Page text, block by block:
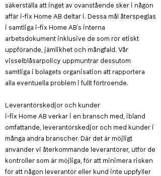
säkerställa att inget av ovanstående sker i någon
affär i-fix Home AB deltar i. Dessa mål återspeglas
i samtliga i-fix Home AB´s interna
arbetsdokument inklusive de som rör etiskt
uppförande, jämlikhet och mångfald. Vår
visselblåsarpolicy uppmuntrar dessutom
samtliga i bolagets organisation att rapportera
alla eventuella problem i fullt förtroende.
Leverantörskedjor och kunder
i-fix Home AB verkar i en bransch med, ibland
omfattande, leverantörskedjor och med kunder i
många andra branscher. Där det är möjligt
använder vi återkommande leverantörer, utför de
kontroller som är möjliga, för att minimera risken
för att någon leverantör eller kund inte uppfyller